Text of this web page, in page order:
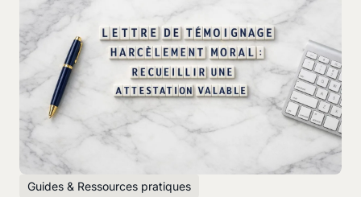
Guides & Ressources pratiques